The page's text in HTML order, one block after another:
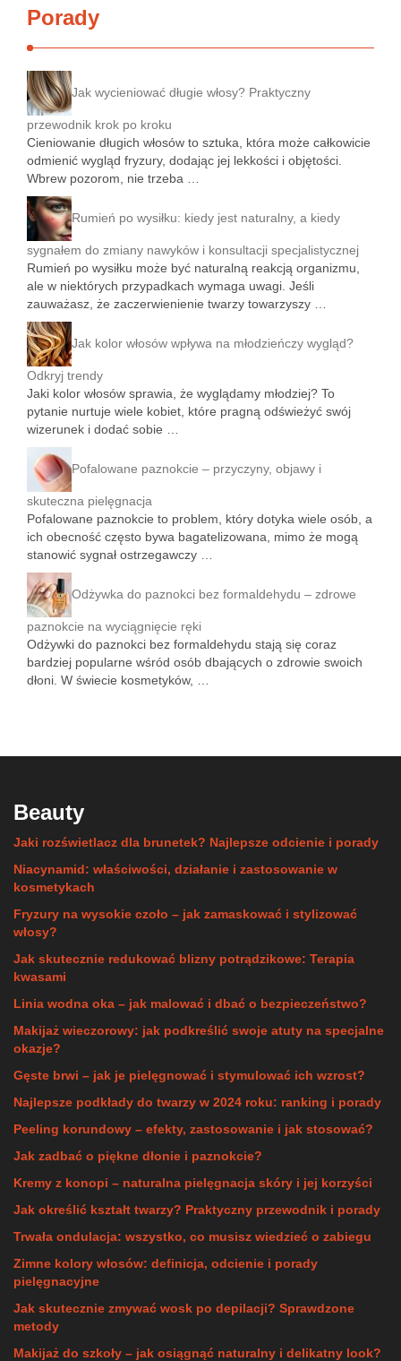
Porady
Jak wycieniować długie włosy? Praktyczny
przewodnik krok po kroku
Cieniowanie długich włosów to sztuka, która może całkowicie
odmienić wygląd fryzury, dodając jej lekkości i objętości.
Wbrew pozorom, nie trzeba …
Rumień po wysiłku: kiedy jest naturalny, a kiedy
sygnałem do zmiany nawyków i konsultacji specjalistycznej
Rumień po wysiłku może być naturalną reakcją organizmu,
ale w niektórych przypadkach wymaga uwagi. Jeśli
zauważasz, że zaczerwienienie twarzy towarzyszy …
Jak kolor włosów wpływa na młodzieńczy wygląd?
Odkryj trendy
Jaki kolor włosów sprawia, że wyglądamy młodziej? To
pytanie nurtuje wiele kobiet, które pragną odświeżyć swój
wizerunek i dodać sobie …
Pofalowane paznokcie – przyczyny, objawy i
skuteczna pielęgnacja
Pofalowane paznokcie to problem, który dotyka wiele osób, a
ich obecność często bywa bagatelizowana, mimo że mogą
stanowić sygnał ostrzegawczy …
Odżywka do paznokci bez formaldehydu – zdrowe
paznokcie na wyciągnięcie ręki
Odżywki do paznokci bez formaldehydu stają się coraz
bardziej popularne wśród osób dbających o zdrowie swoich
dłoni. W świecie kosmetyków, …
Beauty
Jaki rozświetlacz dla brunetek? Najlepsze odcienie i porady
Niacynamid: właściwości, działanie i zastosowanie w
kosmetykach
Fryzury na wysokie czoło – jak zamaskować i stylizować
włosy?
Jak skutecznie redukować blizny potrądzikowe: Terapia
kwasami
Linia wodna oka – jak malować i dbać o bezpieczeństwo?
Makijaż wieczorowy: jak podkreślić swoje atuty na specjalne
okazje?
Gęste brwi – jak je pielęgnować i stymulować ich wzrost?
Najlepsze podkłady do twarzy w 2024 roku: ranking i porady
Peeling korundowy – efekty, zastosowanie i jak stosować?
Jak zadbać o piękne dłonie i paznokcie?
Kremy z konopi – naturalna pielęgnacja skóry i jej korzyści
Jak określić kształt twarzy? Praktyczny przewodnik i porady
Trwała ondulacja: wszystko, co musisz wiedzieć o zabiegu
Zimne kolory włosów: definicja, odcienie i porady
pielęgnacyjne
Jak skutecznie zmywać wosk po depilacji? Sprawdzone
metody
Makijaż do szkoły – jak osiągnąć naturalny i delikatny look?